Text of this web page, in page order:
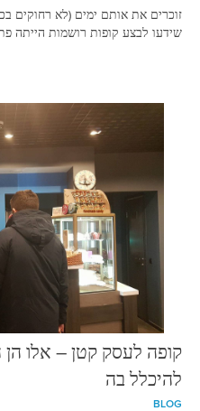
זוכרים את אותם ימים (לא רחוקים
שידעו לבצע קופות רושמות הייתה
קופה לעסק קטן – אלו הן
להיכלל בה
BLOG